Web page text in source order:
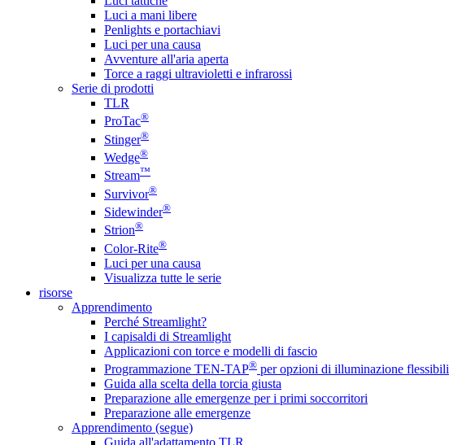
Luci a mani libere
Penlights e portachiavi
Luci per una causa
Avventure all'aria aperta
Torce a raggi ultravioletti e infrarossi
Serie di prodotti
TLR
ProTac®
Stinger®
Wedge®
Stream™
Survivor®
Sidewinder®
Strion®
Color-Rite®
Luci per una causa
Visualizza tutte le serie
risorse
Apprendimento
Perché Streamlight?
I capisaldi di Streamlight
Applicazioni con torce e modelli di fascio
Programmazione TEN-TAP® per opzioni di illuminazione flessibili
Guida alla scelta della torcia giusta
Preparazione alle emergenze per i primi soccorritori
Preparazione alle emergenze
Apprendimento (segue)
Guida all'adattamento TLR